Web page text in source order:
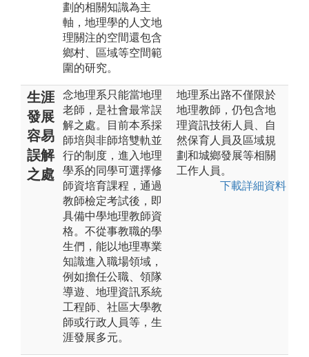
劃的相關知識為主
軸，地理學的人文地
理關注的空間還包含
鄉村、區域等空間範
圍的研究。
生涯
發展
容易
誤解
之處
念地理系只能當地理
老師，是社會最常誤
解之處。目前本系採
師培與非師培雙軌並
行的制度，進入地理
學系的同學可選擇修
師資培育課程，通過
教師檢定考試後，即
具備中學地理教師資
格。不從事教職的學
生們，能以地理專業
知識進入職場領域，
例如擔任公職、領隊
導遊、地理資訊系統
工程師、社區大學教
師或行政人員等，生
涯發展多元。
地理系出路不僅限於
地理教師，仍包含地
理資訊技術人員、自
然保育人員及區域規
劃和城鄉發展等相關
工作人員。
下載詳細資料